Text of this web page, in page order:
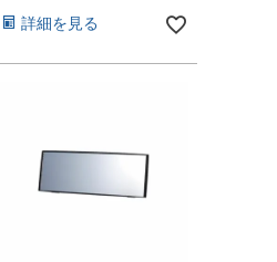
詳細を見る